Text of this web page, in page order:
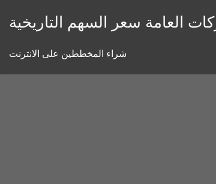
العامة سعر السهم التاريخية
شراء المخططين على الانترنت